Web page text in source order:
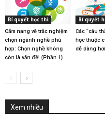
Bí quyết học thi
Cẩm nang về trắc nghiệm
chọn ngành nghề phù
hợp: Chọn nghề không
còn là vấn đề! (Phần 1)
Bí quyết
Các “câu
học thuộc
dễ dàng
Xem nhiều